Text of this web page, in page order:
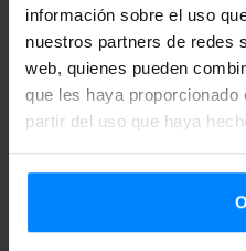
información sobre el uso
nuestros partners de redes
web, quienes pueden
que les haya proporcionado
partir del uso que haya
ZETAKbusca crear música
renunciar a la melodía ni al
integra ritmos modernos y
sus letras vascas. En el
ederra izango den’, han